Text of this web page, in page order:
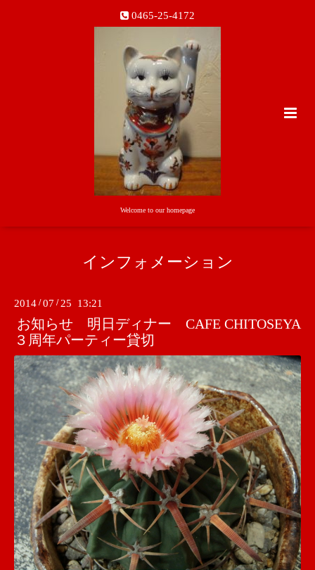
0465-25-4172
Welcome to our homepage
インフォメーション
2014 /07 / 25 13:21
お知らせ 明日ディナー CAFE CHITOSEYA
３周年パーティー貸切